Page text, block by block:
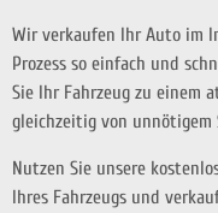
Wir verkaufen Ihr Auto im
Prozess so einfach und
Sie Ihr Fahrzeug zu einem
gleichzeitig von unnötigem
Nutzen Sie unsere
Ihres Fahrzeugs und